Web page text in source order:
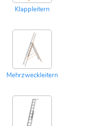
Klappleitern
Mehrzweckleitern